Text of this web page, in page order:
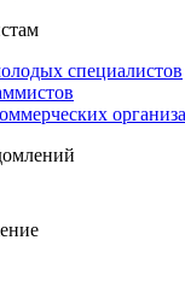
специалистов